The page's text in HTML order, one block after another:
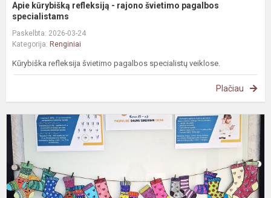
Apie kūrybišką refleksiją - rajono švietimo pagalbos
specialistams
Paskelbta: 2026-03-24
Kategorija: Renginiai
Kūrybiška refleksija švietimo pagalbos specialistų veiklose.
Plačiau